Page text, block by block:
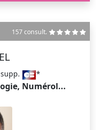
157 consult.
*
Numérol...